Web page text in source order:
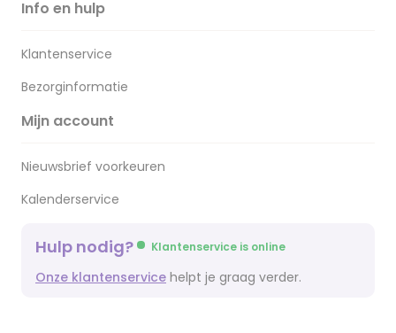
Info en hulp
Klantenservice
Bezorginformatie
Mijn account
Nieuwsbrief voorkeuren
Kalenderservice
Hulp nodig? Klantenservice is online
Onze klantenservice helpt je graag verder.